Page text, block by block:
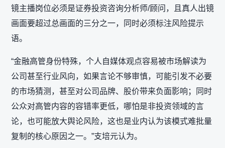
镜主播岗位必须是证券投资咨询分析师/顾问，且真人出镜
画面要超过总画面的三分之一，同时必须标注风险提示
语。
“金融高管身份特殊，个人自媒体观点容易被市场解读为
公司甚至行业风向，如果言论不够审慎，可能引发不必要
的市场猜测，甚至对公司品牌、股价带来负面影响；同时
公众对高管内容的容错率更低，哪怕是非投资领域的言
论，也可能放大舆论风险，这也是业内认为该模式难批量
复制的核心原因之一。”支培元认为。